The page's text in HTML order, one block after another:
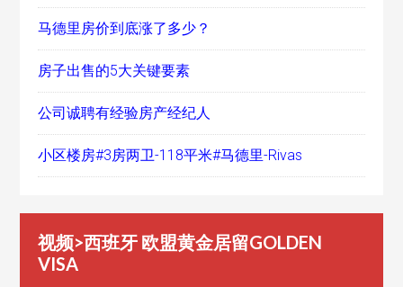
马德里房价到底涨了多少？
房子出售的5大关键要素
公司诚聘有经验房产经纪人
小区楼房#3房两卫-118平米#马德里-Rivas
视频>西班牙 欧盟黄金居留GOLDEN
VISA